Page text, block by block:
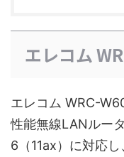
エレコム
エレコム WRC-
性能無線LANルー
6（11ax）に対応